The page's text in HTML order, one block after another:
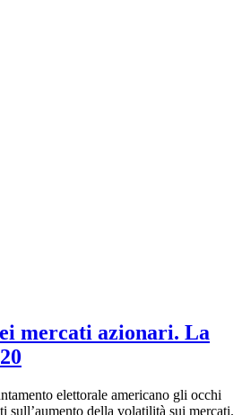
mercati azionari. La
elettorale americano gli occhi
sull’aumento della volatilità sui mercati.